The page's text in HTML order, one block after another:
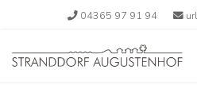
04365 97 91 94